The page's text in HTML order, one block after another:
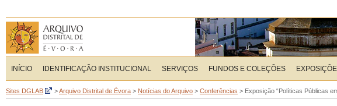
INÍCIO IDENTIFICAÇÃO INSTITUCIONAL SERVIÇOS FUNDOS E COLEÇÕES
Sites DGLAB >Arquivo Distrital de Évora > Notícias do Arquivo > Conferências > Exposição “Políticas Públicas